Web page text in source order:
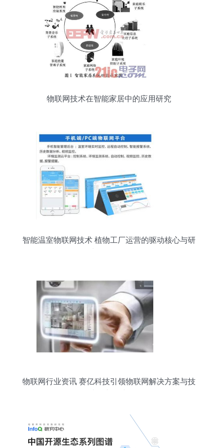
物联网技术在智能家居中的应用研究
智能温室物联网技术 植物工厂运营的驱动核心与研
物联网行业资讯 赛亿科技引领物联网解决方案与技